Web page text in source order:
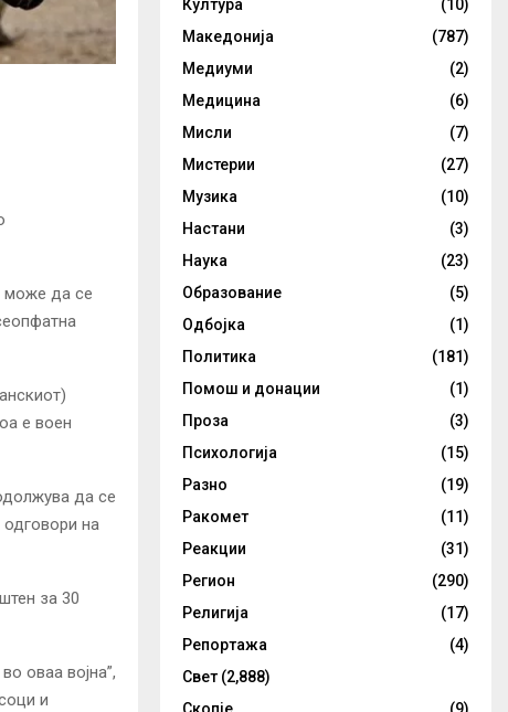
може да се
е воен
да се
на
за 30
оваа војна”,
и
Култура
(10)
Македонија
(787)
Медиуми
(2)
Медицина
(6)
Мисли
(7)
Мистерии
(27)
Музика
(10)
Настани
(3)
Наука
(23)
Образование
(5)
Одбојка
(1)
Политика
(181)
Помош и донации
(1)
Проза
(3)
Психологија
(15)
Разно
(19)
Ракомет
(11)
Реакции
(31)
Регион
(290)
Религија
(17)
Репортажа
(4)
Свет (2,888)